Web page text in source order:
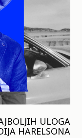
ULOGA
HARELSONA